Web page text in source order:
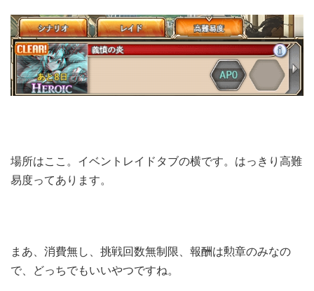
場所はここ。イベントレイドタブの横です。はっきり高難
易度ってあります。
まあ、消費無し、挑戦回数無制限、報酬は勲章のみなの
で、どっちでもいいやつですね。